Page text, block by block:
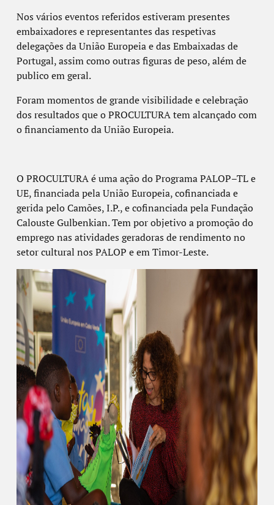
Nos vários eventos referidos estiveram presentes
embaixadores e representantes das respetivas
delegações da União Europeia e das Embaixadas de
Portugal, assim como outras figuras de peso, além de
publico em geral.
Foram momentos de grande visibilidade e celebração
dos resultados que o PROCULTURA tem alcançado com
o financiamento da União Europeia.
O PROCULTURA é uma ação do Programa PALOP–TL e
UE, financiada pela União Europeia, cofinanciada e
gerida pelo Camões, I.P., e cofinanciada pela Fundação
Calouste Gulbenkian. Tem por objetivo a promoção do
emprego nas atividades geradoras de rendimento no
setor cultural nos PALOP e em Timor-Leste.